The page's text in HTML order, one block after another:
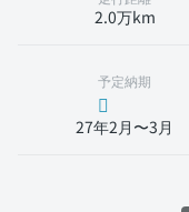
2.0万km
予定納期
27年2月〜3月